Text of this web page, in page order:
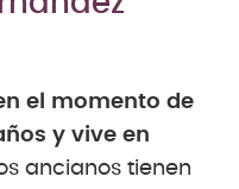
el momento de
y vive en
ancianos tienen